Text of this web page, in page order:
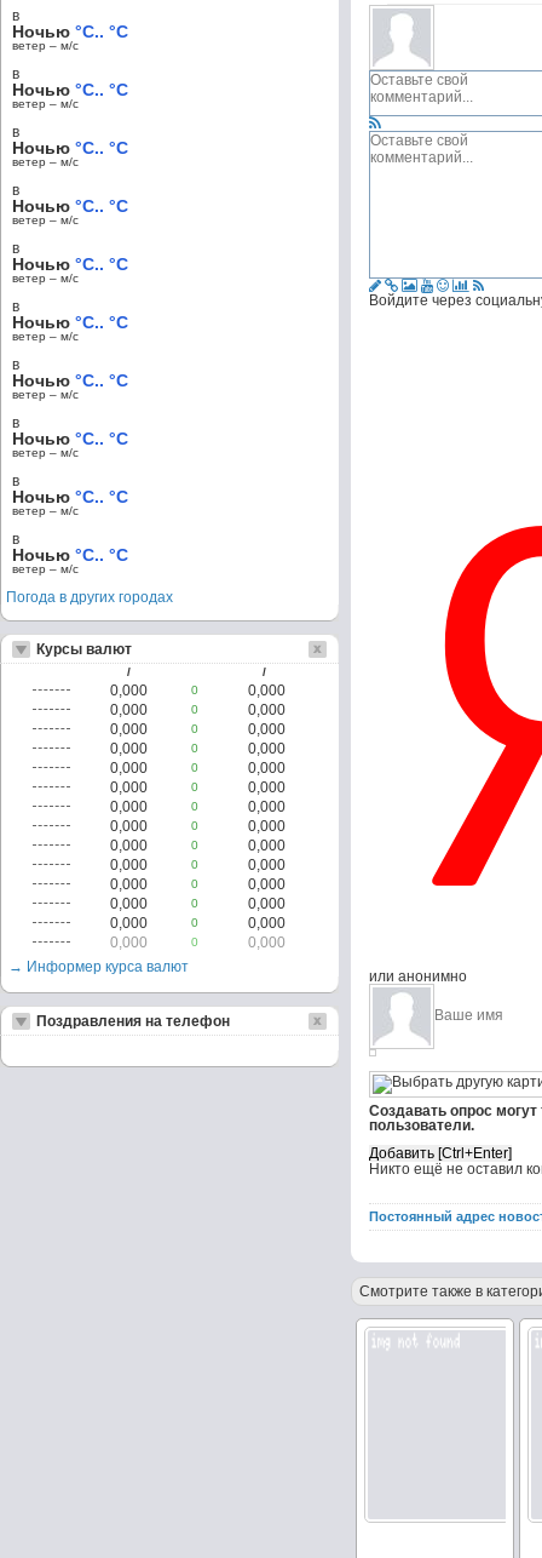
Войдите через
или анонимно
Создавать опрос
пользователи.
Никто ещё не оставил
Постоянный адрес
Смотрите также в
в
Ночью °C.. °C
ветер – м/c
в
Ночью °C.. °C
ветер – м/c
в
Ночью °C.. °C
ветер – м/c
в
Ночью °C.. °C
ветер – м/c
в
Ночью °C.. °C
ветер – м/c
в
Ночью °C.. °C
ветер – м/c
в
Ночью °C.. °C
ветер – м/c
в
Ночью °C.. °C
ветер – м/c
в
Ночью °C.. °C
ветер – м/c
в
Ночью °C.. °C
ветер – м/c
Погода в других городах
Курсы валют
/ /
0,000 0
0,000
0,000
0
0,000
0,000
0
0,000
0,000
0
0,000
0,000
0
0,000
0,000
0
0,000
0,000
0
0,000
0,000
0
0,000
0,000
0
0,000
0,000
0
0,000
0,000
0
0,000
0,000
0
0,000
0,000
0
0,000
0,000
0
0,000
→ Информер курса валют
Поздравления на телефон